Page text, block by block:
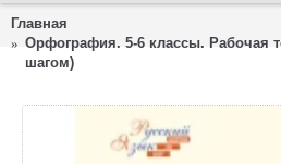
Главная
Орфография. 5-6 классы. Рабочая
шагом)